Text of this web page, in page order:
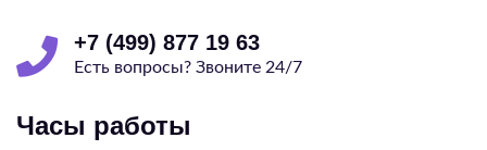
+7 (499) 877 19 63
Есть вопросы? Звоните 24/7
Часы работы